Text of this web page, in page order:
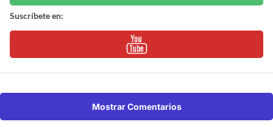
Suscríbete en:
Mostrar Comentarios